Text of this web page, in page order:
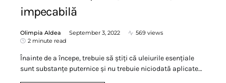
impecabilă
Olimpia Aldea September 3, 2022
569 views
2 minute read
Înainte de a începe, trebuie să știți că uleiurile esențiale
sunt substanțe puternice și nu trebuie niciodată aplicate…